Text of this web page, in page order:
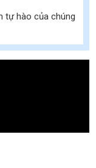
tự hào của chúng